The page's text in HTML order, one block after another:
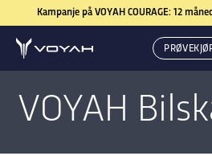
Kampanje på VOYAH COURAGE: 12
VOYAH